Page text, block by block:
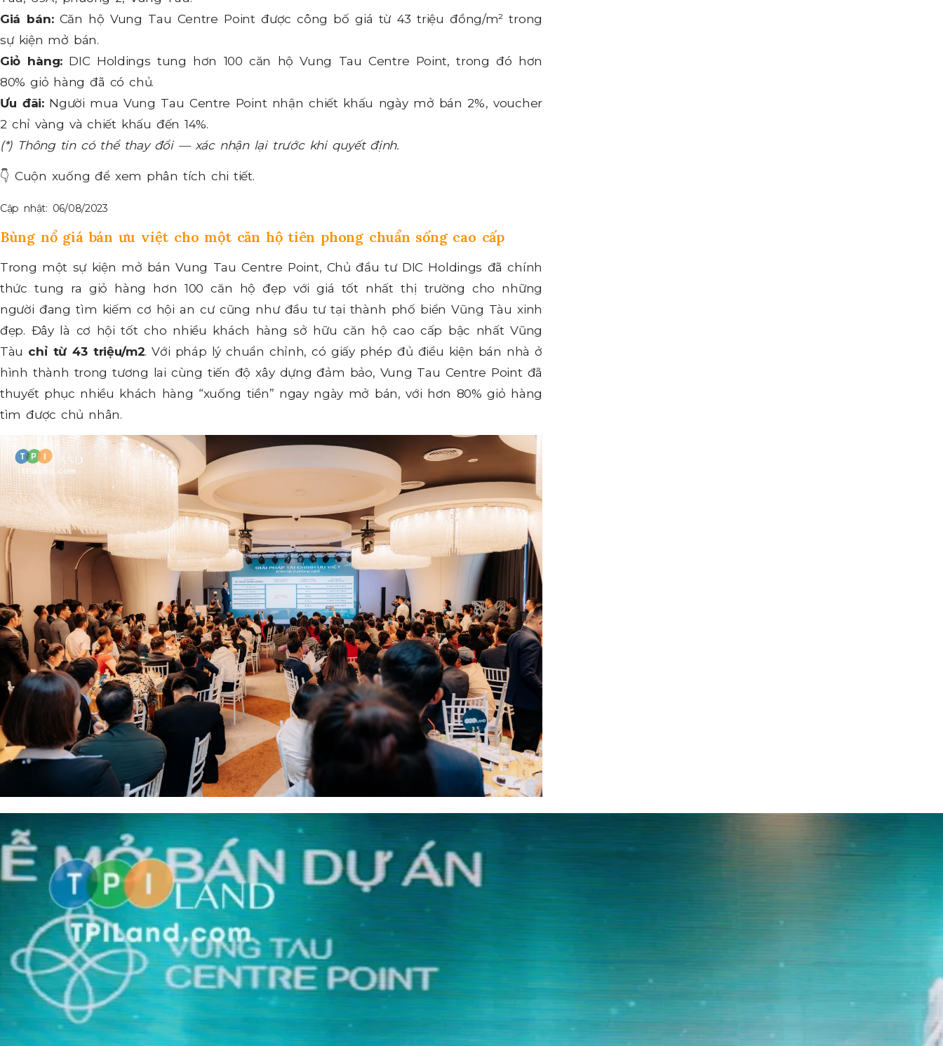
Giá bán: Căn hộ Vung Tau Centre Point được công bố giá từ 43 triệu đồng/m² trong
sự kiện mở bán.
Giỏ hàng: DIC Holdings tung hơn 100 căn hộ Vung Tau Centre Point, trong đó hơn
80% giỏ hàng đã có chủ.
Ưu đãi: Người mua Vung Tau Centre Point nhận chiết khấu ngày mở bán 2%, voucher
2 chỉ vàng và chiết khấu đến 14%.
(*) Thông tin có thể thay đổi — xác nhận lại trước khi quyết định.
👇 Cuộn xuống để xem phân tích chi tiết.
Cập nhật: 06/08/2023
Bùng nổ giá bán ưu việt cho một căn hộ tiên phong chuẩn sống cao cấp
Trong một sự kiện mở bán Vung Tau Centre Point, Chủ đầu tư DIC Holdings đã chính
thức tung ra giỏ hàng hơn 100 căn hộ đẹp với giá tốt nhất thị trường cho những
người đang tìm kiếm cơ hội an cư cũng như đầu tư tại thành phố biển Vũng Tàu xinh
đẹp. Đây là cơ hội tốt cho nhiều khách hàng sở hữu căn hộ cao cấp bậc nhất Vũng
Tàu chỉ từ 43 triệu/m2. Với pháp lý chuẩn chỉnh, có giấy phép đủ điều kiện bán nhà ở
hình thành trong tương lai cùng tiến độ xây dựng đảm bảo, Vung Tau Centre Point đã
thuyết phục nhiều khách hàng “xuống tiền” ngay ngày mở bán, với hơn 80% giỏ hàng
tìm được chủ nhân.